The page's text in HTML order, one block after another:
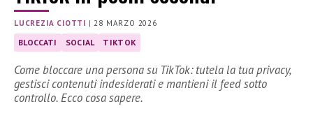
LUCREZIA CIOTTI | 28 MARZO 2026
BLOCCATI SOCIAL TIKTOK
Come bloccare una persona su TikTok: tutela la tua privacy,
gestisci contenuti indesiderati e mantieni il feed sotto
controllo. Ecco cosa sapere.